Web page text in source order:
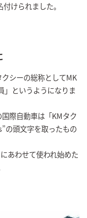
付けられました。
シーの総称としてMK
」というようになりま
際自動車は「KMタク
の頭文字を取ったもの
あわせて使われ始めた